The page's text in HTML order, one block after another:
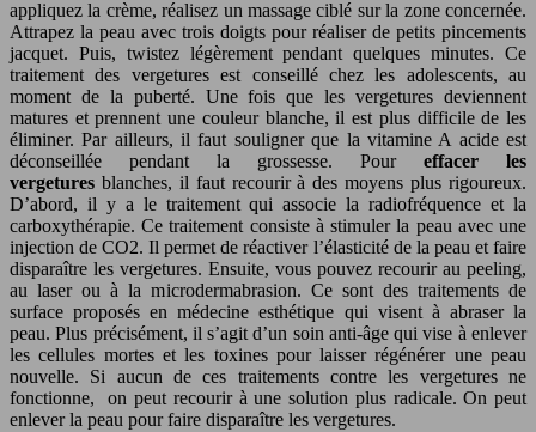
appliquez la crème, réalisez un massage ciblé sur la zone concernée.
Attrapez la peau avec trois doigts pour réaliser de petits pincements
jacquet. Puis, twistez légèrement pendant quelques minutes. Ce
traitement des vergetures est conseillé chez les adolescents, au
moment de la puberté. Une fois que les vergetures deviennent
matures et prennent une couleur blanche, il est plus difficile de les
éliminer. Par ailleurs, il faut souligner que la vitamine A acide est
déconseillée pendant la grossesse. Pour effacer les
vergetures blanches, il faut recourir à des moyens plus rigoureux.
D’abord, il y a le traitement qui associe la radiofréquence et la
carboxythérapie. Ce traitement consiste à stimuler la peau avec une
injection de CO2. Il permet de réactiver l’élasticité de la peau et faire
disparaître les vergetures. Ensuite, vous pouvez recourir au peeling,
au laser ou à la microdermabrasion. Ce sont des traitements de
surface proposés en médecine esthétique qui visent à abraser la
peau. Plus précisément, il s’agit d’un soin anti-âge qui vise à enlever
les cellules mortes et les toxines pour laisser régénérer une peau
nouvelle. Si aucun de ces traitements contre les vergetures ne
fonctionne, on peut recourir à une solution plus radicale. On peut
enlever la peau pour faire disparaître les vergetures.